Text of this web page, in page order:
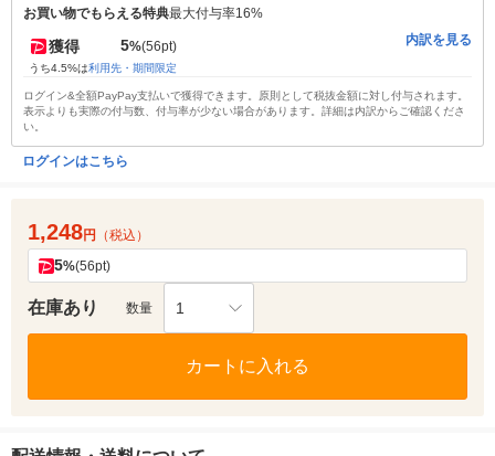
お買い物でもらえる特典最大付与率16%
獲得 5%(56pt)
うち4.5%は利用先・期間限定
内訳を見る
ログイン&全額PayPay支払いで獲得できます。原則として税抜金額に対し付与されます。
表示よりも実際の付与数、付与率が少ない場合があります。詳細は内訳からご確認くださ
い。
ログインはこちら
1,248円 （税込）
5%(56pt)
在庫あり 数量 1
カートに入れる